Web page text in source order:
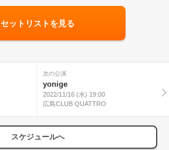
セットリストを見る
次の公演
yonige
2022/11/16 (水) 19:00
広島CLUB QUATTRO
スケジュールへ